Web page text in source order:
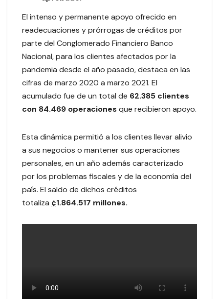
El intenso y permanente apoyo ofrecido en
readecuaciones y prórrogas de créditos por
parte del Conglomerado Financiero Banco
Nacional, para los clientes afectados por la
pandemia desde el año pasado, destaca en las
cifras de marzo 2020 a marzo 2021. El
acumulado fue de un total de 62.385 clientes
con 84.469 operaciones que recibieron apoyo.
Esta dinámica permitió a los clientes llevar alivio
a sus negocios o mantener sus operaciones
personales, en un año además caracterizado
por los problemas fiscales y de la economía del
país. El saldo de dichos créditos
totaliza ¢1.864.517 millones.